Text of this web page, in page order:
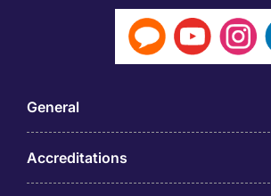
General
Accreditations